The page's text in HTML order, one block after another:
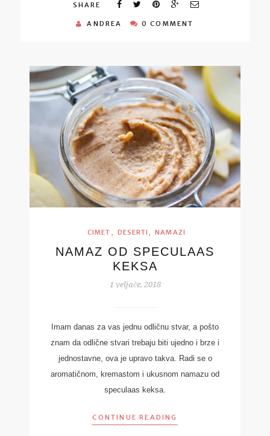
SHARE
ANDREA 0 COMMENT
CIMET , DESERTI , NAMAZI
NAMAZ OD SPECULAAS
KEKSA
1 veljače, 2018
Imam danas za vas jednu odličnu stvar, a pošto
znam da odlične stvari trebaju biti ujedno i brze i
jednostavne, ova je upravo takva. Radi se o
aromatičnom, kremastom i ukusnom namazu od
speculaas keksa.
CONTINUE READING